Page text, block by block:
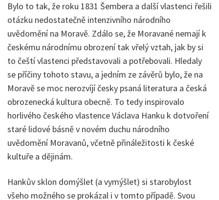
Bylo to tak, že roku 1831 Šembera a další vlastenci řešili
otázku nedostatečně intenzivního národního
uvědomění na Moravě. Zdálo se, že Moravané nemají k
českému národnímu obrození tak vřelý vztah, jak by si
to čeští vlastenci představovali a potřebovali. Hledaly
se příčiny tohoto stavu, a jedním ze závěrů bylo, že na
Moravě se moc nerozvíjí česky psaná literatura a česká
obrozenecká kultura obecně. To tedy inspirovalo
horlivého českého vlastence Václava Hanku k dotvoření
staré lidové básně v novém duchu národního
uvědomění Moravanů, včetně přináležitosti k české
kultuře a dějinám.
Hankův sklon domýšlet (a vymýšlet) si starobylost
všeho možného se prokázal i v tomto případě. Svou